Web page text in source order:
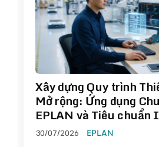
Xây dựng Quy trình
Mở rộng: Ứng dụng
EPLAN và Tiêu chuẩn
30/07/2026 EPLAN